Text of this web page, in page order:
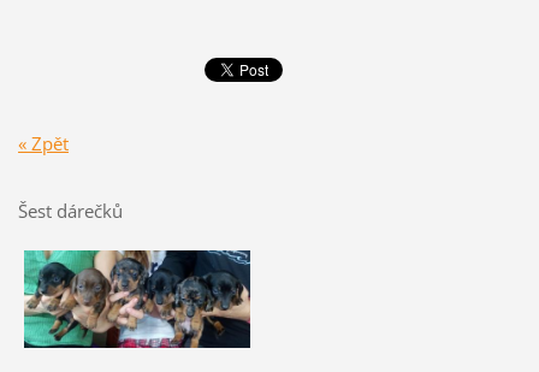
« Zpět
Šest dárečků